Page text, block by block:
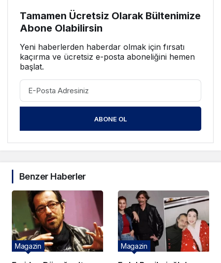
Tamamen Ücretsiz Olarak Bültenimize
Abone Olabilirsin
Yeni haberlerden haberdar olmak için fırsatı
kaçırma ve ücretsiz e-posta aboneliğini hemen
başlat.
ABONE OL
Benzer Haberler
Magazin Magazin